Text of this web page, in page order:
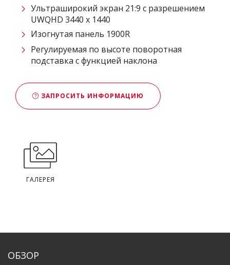
Ультраширокий экран 21:9 с разрешением
UWQHD 3440 x 1440
Изогнутая панель 1900R
Регулируемая по высоте поворотная
подставка с функцией наклона
ЗАПРОСИТЬ ИНФОРМАЦИЮ
ГАЛЕРЕЯ
ОБЗОР